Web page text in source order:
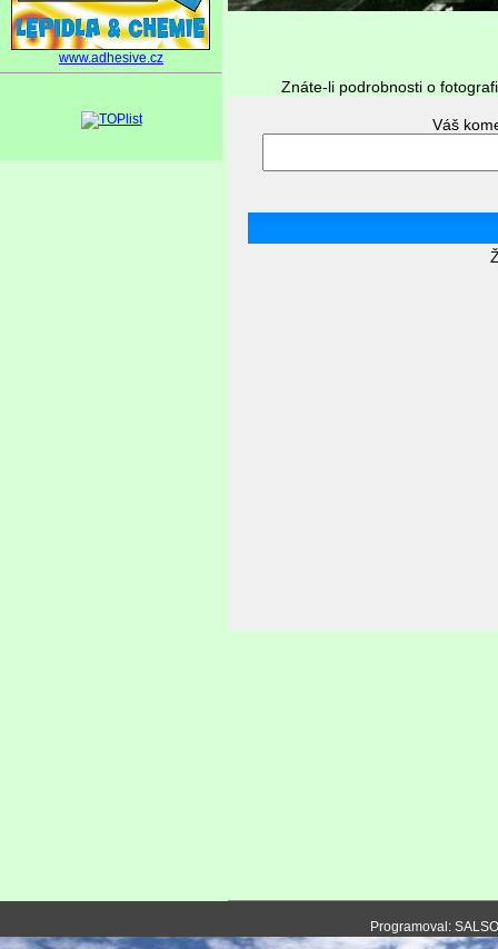
www.adhesive.cz
Znáte-li podrobnosti o
Programoval: